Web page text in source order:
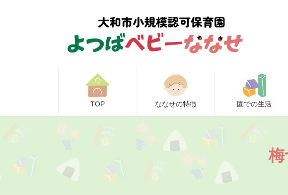
TOP ななせの特徴 園での生活